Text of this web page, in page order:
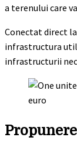
a terenului care
Conectat direct
infrastructura
infrastructurii